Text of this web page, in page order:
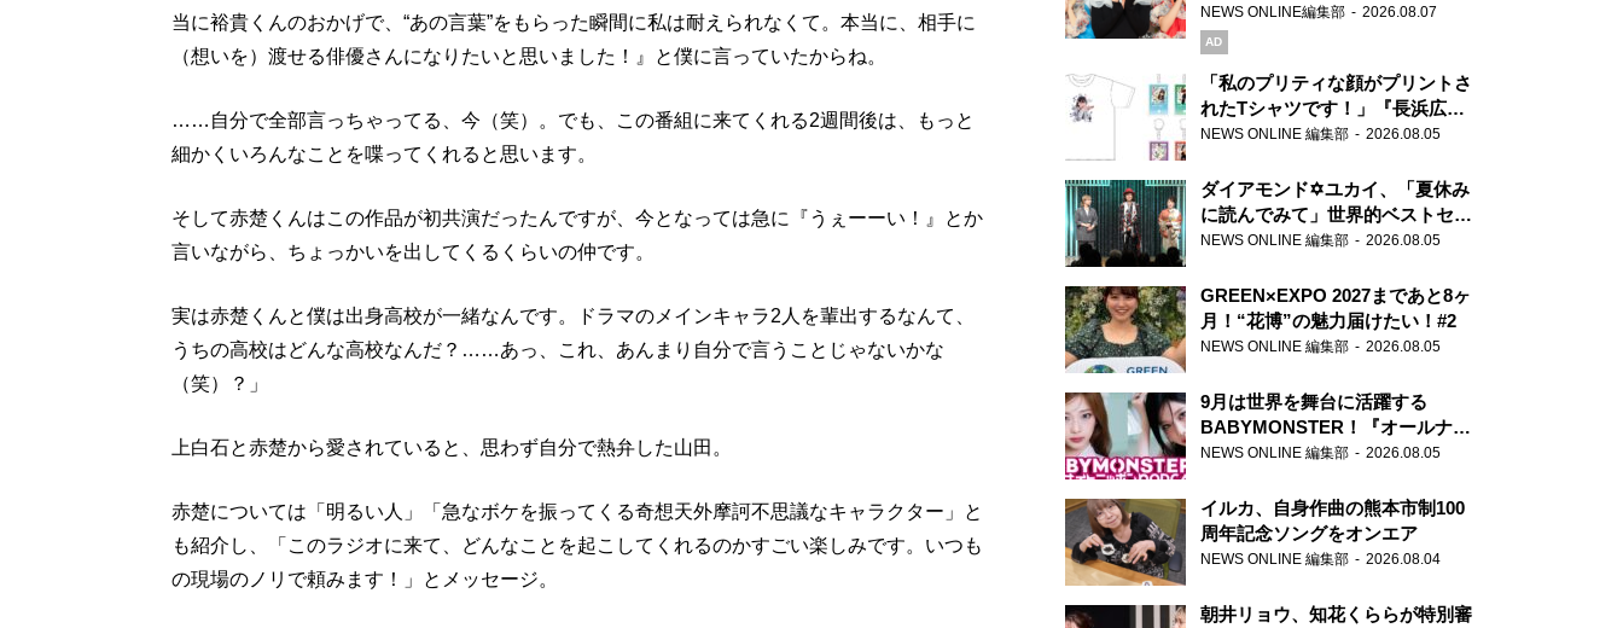
当に裕貴くんのおかげで、“あの言葉”をもらった瞬間に私は耐えられなくて。本当に、相手に
（想いを）渡せる俳優さんになりたいと思いました！』と僕に言っていたからね。
……自分で全部言っちゃってる、今（笑）。でも、この番組に来てくれる2週間後は、もっと
細かくいろんなことを喋ってくれると思います。
そして赤楚くんはこの作品が初共演だったんですが、今となっては急に『うぇーーい！』とか
言いながら、ちょっかいを出してくるくらいの仲です。
実は赤楚くんと僕は出身高校が一緒なんです。ドラマのメインキャラ2人を輩出するなんて、
うちの高校はどんな高校なんだ？……あっ、これ、あんまり自分で言うことじゃないかな
（笑）？」
上白石と赤楚から愛されていると、思わず自分で熱弁した山田。
赤楚については「明るい人」「急なボケを振ってくる奇想天外摩訶不思議なキャラクター」と
も紹介し、「このラジオに来て、どんなことを起こしてくれるのかすごい楽しみです。いつも
の現場のノリで頼みます！」とメッセージ。
録で素顔全開！
NEWS ONLINE編集部 2026.08.07
AD
「私のプリティな顔がプリントさ
れたTシャツです！」『長浜広奈
天下無双』初の番組グッズ発売
NEWS ONLINE 編集部 2026.08.05
ダイアモンド✡ユカイ、「夏休み
に読んでみて」世界的ベストセラ
ー『アナスタシア』を紹介
NEWS ONLINE 編集部 2026.08.05
GREEN×EXPO 2027まであと8ヶ
月！“花博”の魅力届けたい！#2
NEWS ONLINE 編集部 2026.08.05
9月は世界を舞台に活躍する
BABYMONSTER！『オールナイ
トニッポンPODCAST』月替わり
NEWS ONLINE 編集部 2026.08.05
イルカ、自身作曲の熊本市制100
周年記念ソングをオンエア
NEWS ONLINE 編集部 2026.08.04
朝井リョウ、知花くららが特別審